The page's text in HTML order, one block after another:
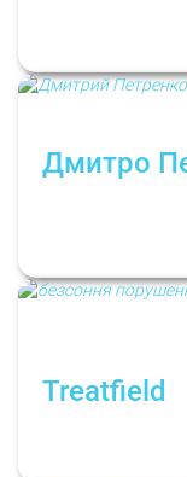
Дмитро
Treatfield